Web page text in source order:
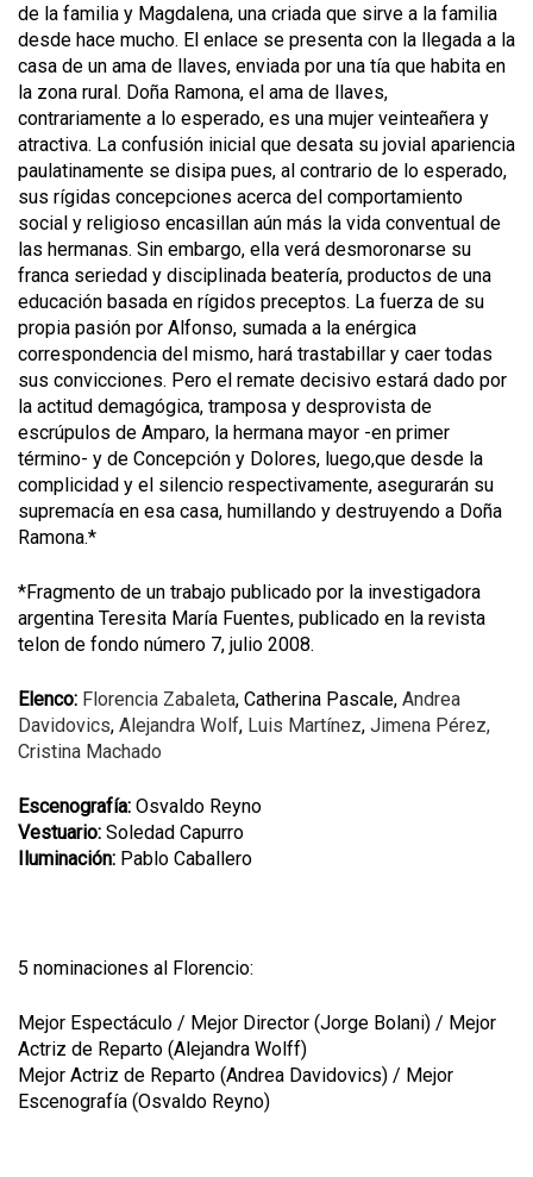
de la familia y Magdalena, una criada que sirve a la familia
desde hace mucho. El enlace se presenta con la llegada a la
casa de un ama de llaves, enviada por una tía que habita en
la zona rural. Doña Ramona, el ama de llaves,
contrariamente a lo esperado, es una mujer veinteañera y
atractiva. La confusión inicial que desata su jovial apariencia
paulatinamente se disipa pues, al contrario de lo esperado,
sus rígidas concepciones acerca del comportamiento
social y religioso encasillan aún más la vida conventual de
las hermanas. Sin embargo, ella verá desmoronarse su
franca seriedad y disciplinada beatería, productos de una
educación basada en rígidos preceptos. La fuerza de su
propia pasión por Alfonso, sumada a la enérgica
correspondencia del mismo, hará trastabillar y caer todas
sus convicciones. Pero el remate decisivo estará dado por
la actitud demagógica, tramposa y desprovista de
escrúpulos de Amparo, la hermana mayor -en primer
término- y de Concepción y Dolores, luego,que desde la
complicidad y el silencio respectivamente, asegurarán su
supremacía en esa casa, humillando y destruyendo a Doña
Ramona.*
*Fragmento de un trabajo publicado por la investigadora
argentina Teresita María Fuentes, publicado en la revista
telon de fondo número 7, julio 2008.
Elenco: Florencia Zabaleta, Catherina Pascale, Andrea
Davidovics, Alejandra Wolf, Luis Martínez, Jimena Pérez,
Cristina Machado
Escenografía: Osvaldo Reyno
Vestuario: Soledad Capurro
Iluminación: Pablo Caballero
5 nominaciones al Florencio:
Mejor Espectáculo / Mejor Director (Jorge Bolani) / Mejor
Actriz de Reparto (Alejandra Wolff)
Mejor Actriz de Reparto (Andrea Davidovics) / Mejor
Escenografía (Osvaldo Reyno)